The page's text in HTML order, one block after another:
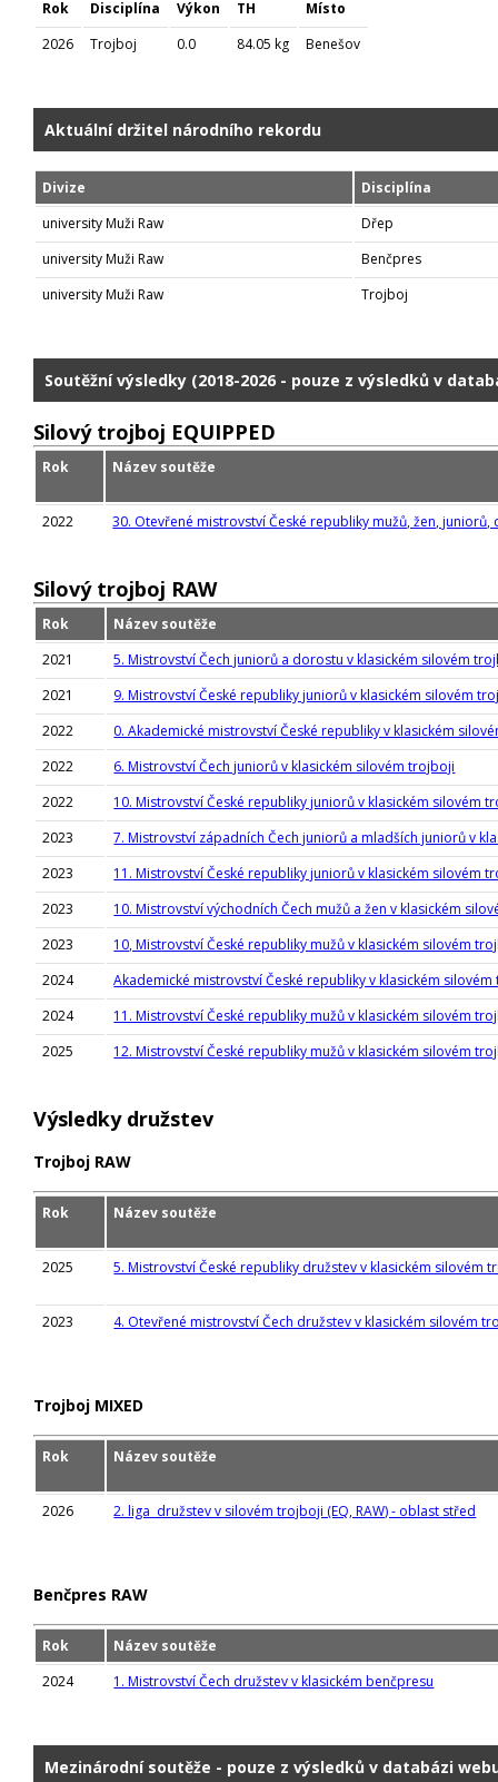
Rok Disciplína Výkon TH
Místo
2026
Trojboj 0.0 84.05 kg Benešov
Aktuální držitel národního rekordu
Divize
Disciplína
university Muži Raw
Dřep
university Muži Raw
Benčpres
university Muži Raw
Trojboj
Soutěžní výsledky (2018-2026 - pouze z výsledků v
Silový trojboj EQUIPPED
Rok Název soutěže
2022 30. Otevřené mistrovství České republiky mužů, žen,
Silový trojboj RAW
Rok
Název soutěže
2021
5. Mistrovství Čech juniorů a dorostu v klasickém silovém
2021
9. Mistrovství České republiky juniorů v klasickém silovém
2022
0. Akademické mistrovství České republiky v klasickém
2022
6. Mistrovství Čech juniorů v klasickém silovém trojboji
2022
10. Mistrovství České republiky juniorů v klasickém silovém
2023
7. Mistrovství západních Čech juniorů a mladších juniorů v
2023
11. Mistrovství České republiky juniorů v klasickém silovém
2023
10. Mistrovství východních Čech mužů a žen v klasickém
2023
10, Mistrovství České republiky mužů v klasickém silovém
2024
Akademické mistrovství České republiky v klasickém
2024
11. Mistrovství České republiky mužů v klasickém silovém
2025
12. Mistrovství České republiky mužů v klasickém silovém
Výsledky družstev
Trojboj RAW
Rok Název soutěže
2025 5. Mistrovství České republiky družstev v klasickém silovém
2023 4. Otevřené mistrovství Čech družstev v klasickém silovém
Trojboj MIXED
Rok Název soutěže
2026 2. liga družstev v silovém trojboji (EQ, RAW) - oblast střed
Benčpres RAW
Rok
Název soutěže
2024
1. Mistrovství Čech družstev v klasickém benčpresu
Mezinárodní soutěže - pouze z výsledků v databázi